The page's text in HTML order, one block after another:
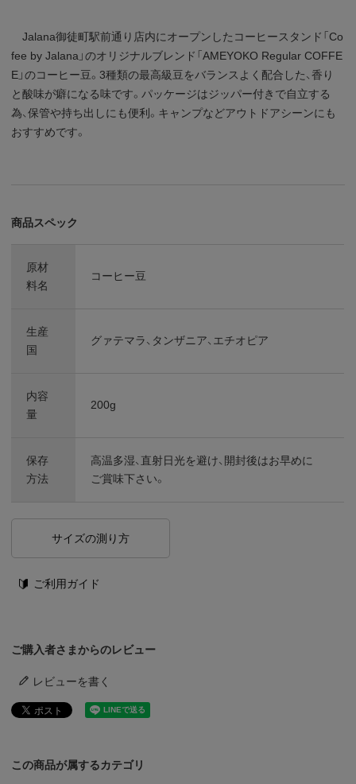
Jalana御徒町駅前通り店内にオープンしたコーヒースタンド「Co
fee by Jalana」のオリジナルブレンド「AMEYOKO Regular COFFE
E」のコーヒー豆。3種類の最高級豆をバランスよく配合した、香り
と酸味が癖になる味です。パッケージはジッパー付きで自立する
為、保管や持ち出しにも便利。キャンプなどアウトドアシーンにも
おすすめです。
商品スペック
原材
料名
コーヒー豆
生産
国
グァテマラ、タンザニア、エチオピア
内容
量
200g
保存
方法
高温多湿、直射日光を避け、開封後はお早めに
ご賞味下さい。
サイズの測り方
ご利用ガイド
ご購入者さまからのレビュー
レビューを書く
この商品が属するカテゴリ